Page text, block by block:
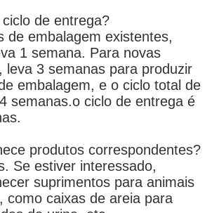
de entrega?
de embalagem existentes,
1 semana. Para novas
leva 3 semanas para produzir
embalagem, e o ciclo total de
semanas.o ciclo de entrega é
produtos correspondentes?
Se estiver interessado,
suprimentos para animais
como caixas de areia para